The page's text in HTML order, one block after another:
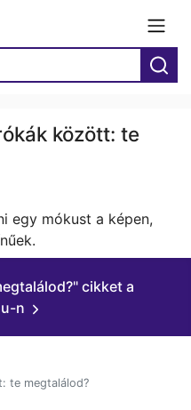
között: te
egy mókust a képen,
cikket a
n
te megtalálod?